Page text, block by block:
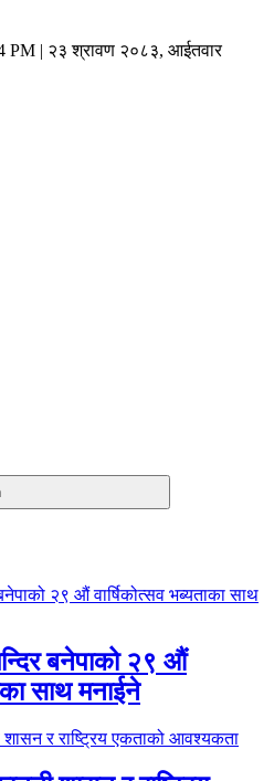
PM | २३ श्रावण २०८३, आईतवार
बनेपाको २९ औं
साथ मनाईने